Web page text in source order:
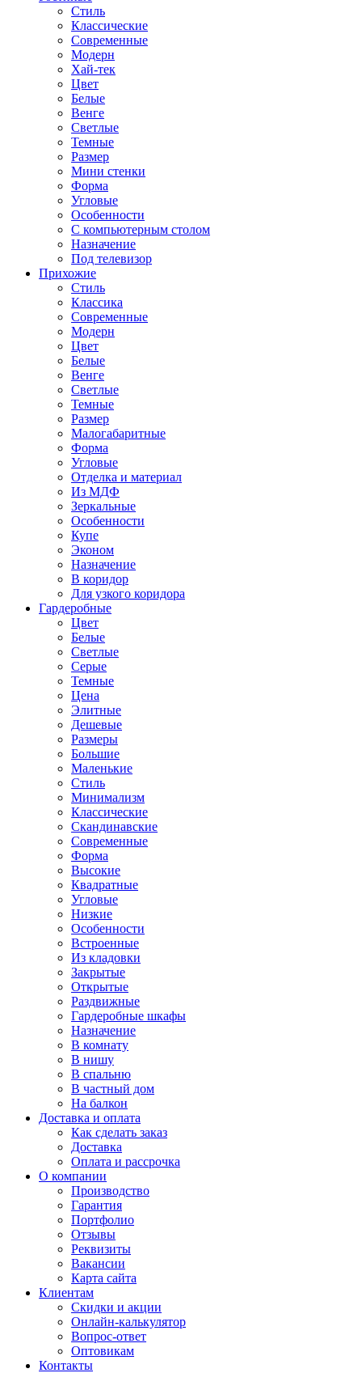
Стиль
Классические
Современные
Модерн
Хай-тек
Цвет
Белые
Венге
Светлые
Темные
Размер
Мини стенки
Форма
Угловые
Особенности
С компьютерным столом
Назначение
Под телевизор
Прихожие
Стиль
Классика
Современные
Модерн
Цвет
Белые
Венге
Светлые
Темные
Размер
Малогабаритные
Форма
Угловые
Отделка и материал
Из МДФ
Зеркальные
Особенности
Купе
Эконом
Назначение
В коридор
Для узкого коридора
Гардеробные
Цвет
Белые
Светлые
Серые
Темные
Цена
Элитные
Дешевые
Размеры
Большие
Маленькие
Стиль
Минимализм
Классические
Скандинавские
Современные
Форма
Высокие
Квадратные
Угловые
Низкие
Особенности
Встроенные
Из кладовки
Закрытые
Открытые
Раздвижные
Гардеробные шкафы
Назначение
В комнату
В нишу
В спальню
В частный дом
На балкон
Доставка и оплата
Как сделать заказ
Доставка
Оплата и рассрочка
О компании
Производство
Гарантия
Портфолио
Отзывы
Реквизиты
Вакансии
Карта сайта
Клиентам
Скидки и акции
Онлайн-калькулятор
Вопрос-ответ
Оптовикам
Контакты